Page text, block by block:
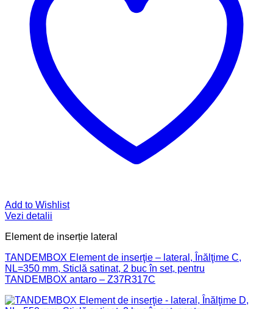
Add to Wishlist
Vezi detalii
Element de inserție lateral
TANDEMBOX Element de inserţie – lateral, Înălţime C,
NL=350 mm, Sticlă satinat, 2 buc în set, pentru
TANDEMBOX antaro – Z37R317C